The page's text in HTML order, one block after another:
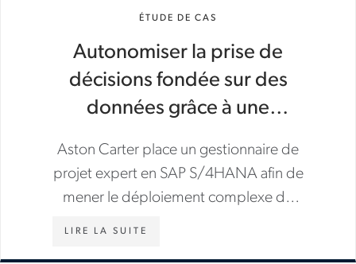
ÉTUDE DE CAS
Autonomiser la prise de
décisions fondée sur des
données grâce à une
vers SAP S/4HANA
Aston Carter place un gestionnaire de
projet expert en SAP S/4HANA afin de
mener le déploiement complexe de
LIRE LA SUITE